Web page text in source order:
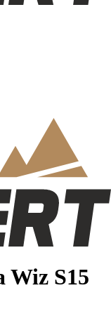
Wiz S15